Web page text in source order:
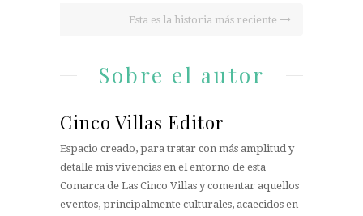
Esta es la historia más reciente
Sobre el autor
Cinco Villas Editor
Espacio creado, para tratar con más amplitud y
detalle mis vivencias en el entorno de esta
Comarca de Las Cinco Villas y comentar aquellos
eventos, principalmente culturales, acaecidos en